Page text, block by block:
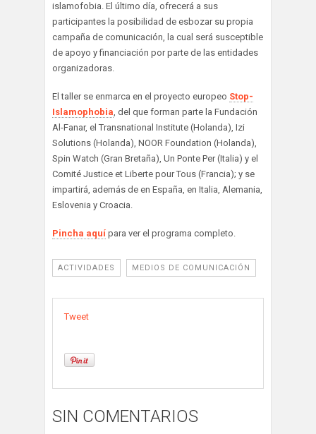
islamofobia. El último día, ofrecerá a sus
participantes la posibilidad de esbozar su propia
campaña de comunicación, la cual será susceptible
de apoyo y financiación por parte de las entidades
organizadoras.
El taller se enmarca en el proyecto europeo Stop-
Islamophobia, del que forman parte la Fundación
Al-Fanar, el Transnational Institute (Holanda), Izi
Solutions (Holanda), NOOR Foundation (Holanda),
Spin Watch (Gran Bretaña), Un Ponte Per (Italia) y el
Comité Justice et Liberte pour Tous (Francia); y se
impartirá, además de en España, en Italia, Alemania,
Eslovenia y Croacia.
Pincha aquí para ver el programa completo.
ACTIVIDADES MEDIOS DE COMUNICACIÓN
Tweet
SIN COMENTARIOS